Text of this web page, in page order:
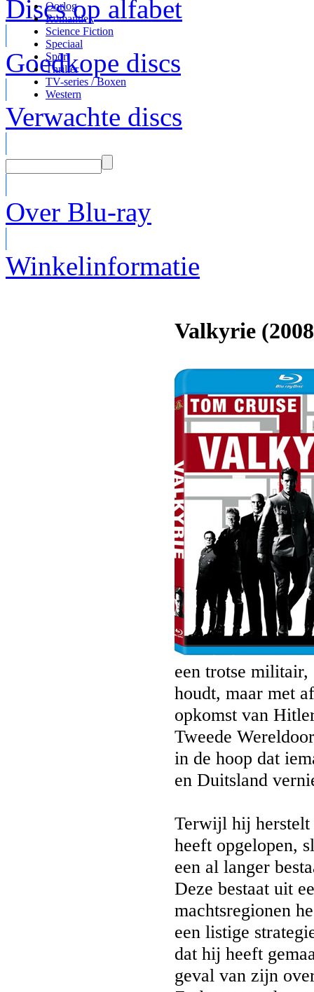
Discs op alfabet
Goedkope discs
Verwachte discs
Over Blu-ray
Winkelinformatie
Oorlog
Romantiek
Science Fiction
Speciaal
Sport
Thriller
TV-series / Boxen
Western
Valkyrie
een trotse
houdt, maar met
opkomst van
Tweede
in de hoop dat
en Duitsland
Terwijl hij
heeft opgelopen,
een al langer
Deze bestaat uit
machtsregionen
een listige
dat hij heeft
geval van zijn